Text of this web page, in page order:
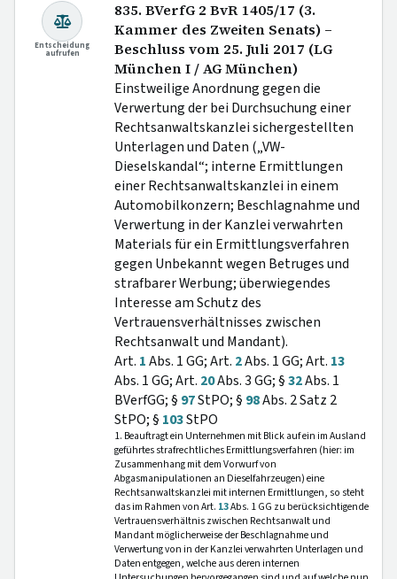
Entscheidung
aufrufen
835. BVerfG 2 BvR 1405/17 (3.
Kammer des Zweiten Senats) –
Beschluss vom 25. Juli 2017 (LG
München I / AG München)
Einstweilige Anordnung gegen die
Verwertung der bei Durchsuchung einer
Rechtsanwaltskanzlei sichergestellten
Unterlagen und Daten („VW-
Dieselskandal“; interne Ermittlungen
einer Rechtsanwaltskanzlei in einem
Automobilkonzern; Beschlagnahme und
Verwertung in der Kanzlei verwahrten
Materials für ein Ermittlungsverfahren
gegen Unbekannt wegen Betruges und
strafbarer Werbung; überwiegendes
Interesse am Schutz des
Vertrauensverhältnisses zwischen
Rechtsanwalt und Mandant).
Art. 1Abs. 1 GG; Art. 2Abs. 1 GG; Art. 13
Abs. 1 GG; Art. 20Abs. 3 GG; §32Abs. 1
BVerfGG; § 97StPO; § 98Abs. 2 Satz 2
StPO; § 103StPO
1. Beauftragt ein Unternehmen mit Blick auf ein im Ausland
geführtes strafrechtliches Ermittlungsverfahren (hier: im
Zusammenhang mit dem Vorwurf von
Abgasmanipulationen an Dieselfahrzeugen) eine
Rechtsanwaltskanzlei mit internen Ermittlungen, so steht
das im Rahmen von Art. 13Abs. 1 GG zu berücksichtigende
Vertrauensverhältnis zwischen Rechtsanwalt und
Mandant möglicherweise der Beschlagnahme und
Verwertung von in der Kanzlei verwahrten Unterlagen und
Daten entgegen, welche aus deren internen